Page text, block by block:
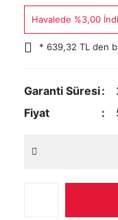
Havalede %3,00
* 639,32 TL den
Garanti Süresi
Fiyat